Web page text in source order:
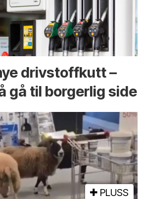
drivstoffkutt –
gå til borgerlig side
PLUSS